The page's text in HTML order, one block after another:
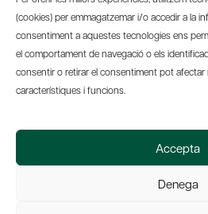
(cookies) per emmagatzemar i/o accedir a la
consentiment a aquestes tecnologies ens
el comportament de navegació o els
consentir o retirar el consentiment pot
característiques i funcions.
Accepta
Denega
Suscripció
© 2026 Societat Econòmica
Web by